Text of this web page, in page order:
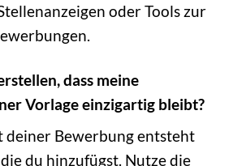
oder Tools zur
dass meine
Vorlage einzigartig bleibt?
deiner Bewerbung entsteht
du hinzufügst. Nutze die